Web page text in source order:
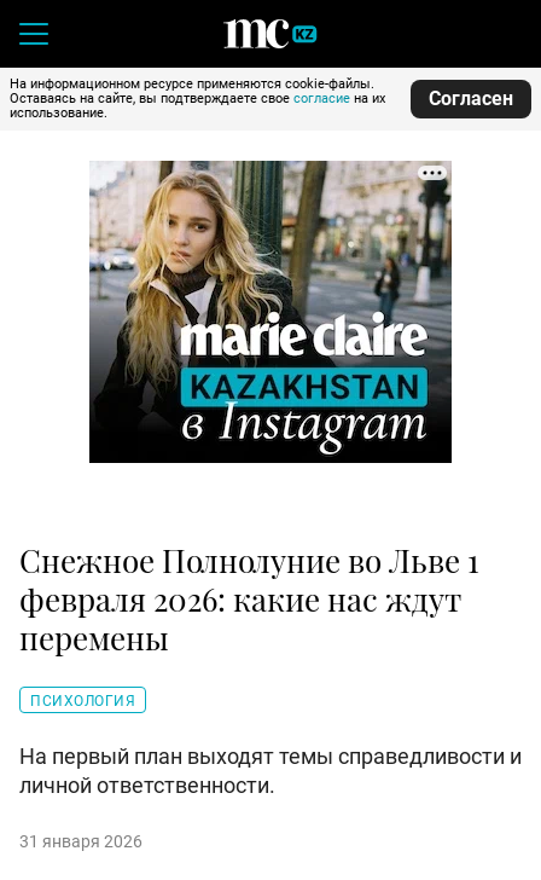
На информационном ресурсе применяются cookie-файлы.
Оставаясь на сайте, вы подтверждаете свое согласие на их
использование.
Согласен
Снежное Полнолуние во Льве 1
февраля 2026: какие нас ждут
перемены
ПСИХОЛОГИЯ
На первый план выходят темы справедливости и
личной ответственности.
31 января 2026